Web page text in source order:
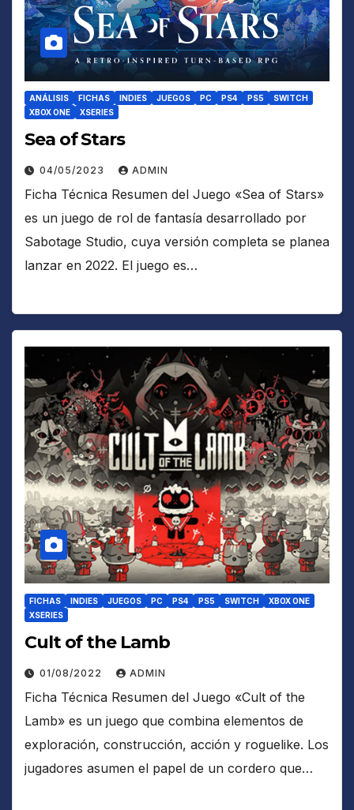
ANÁLISIS FICHAS INDIES JUEGOS PC PS4 PS5
SWITCH
XBOX ONE
XSERIES
Sea of Stars
04/05/2023 ADMIN
Ficha Técnica Resumen del Juego «Sea of Stars»
es un juego de rol de fantasía desarrollado por
Sabotage Studio, cuya versión completa se planea
lanzar en 2022. El juego es…
FICHAS INDIES JUEGOS PC PS4 PS5 SWITCH
XBOX ONE
XSERIES
Cult of the Lamb
01/08/2022 ADMIN
Ficha Técnica Resumen del Juego «Cult of the
Lamb» es un juego que combina elementos de
exploración, construcción, acción y roguelike. Los
jugadores asumen el papel de un cordero que…